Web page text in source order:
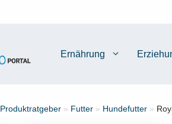
Ernährung
Produktratgeber » Futter » Hundefutter »